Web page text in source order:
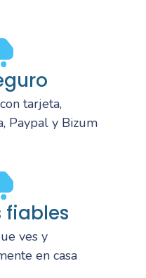
tarjeta,
Paypal y Bizum
fiables
ves y
en casa